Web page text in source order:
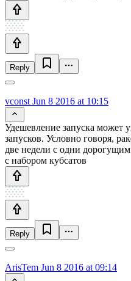
Reply
vconst Jun 8 2016 at 10:15
Удешевление запуска может
запусков. Условно говоря,
две недели с одни
с набором кубсатов
Reply
ArisTem Jun 8 2016 at 09:14